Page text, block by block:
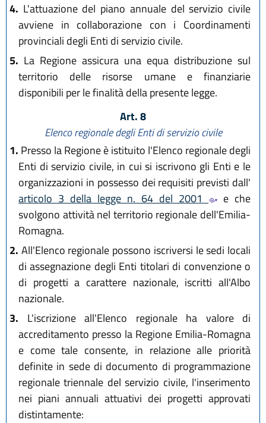
4. L'attuazione del piano annuale del servizio civile
avviene in collaborazione con i Coordinamenti
provinciali degli Enti di servizio civile.
5. La Regione assicura una equa distribuzione sul
territorio delle risorse umane e finanziarie
disponibili per le finalità della presente legge.
Art. 8
Elenco regionale degli Enti di servizio civile
1. Presso la Regione è istituito l'Elenco regionale degli
Enti di servizio civile, in cui si iscrivono gli Enti e le
organizzazioni in possesso dei requisiti previsti dall'
articolo 3 della legge n. 64 del 2001
e che
svolgono attività nel territorio regionale dell'Emilia-
Romagna.
2. All'Elenco regionale possono iscriversi le sedi locali
di assegnazione degli Enti titolari di convenzione o
di progetti a carattere nazionale, iscritti all'Albo
nazionale.
3. L'iscrizione all'Elenco regionale ha valore di
accreditamento presso la Regione Emilia-Romagna
e come tale consente, in relazione alle priorità
definite in sede di documento di programmazione
regionale triennale del servizio civile, l'inserimento
nei piani annuali attuativi dei progetti approvati
distintamente: